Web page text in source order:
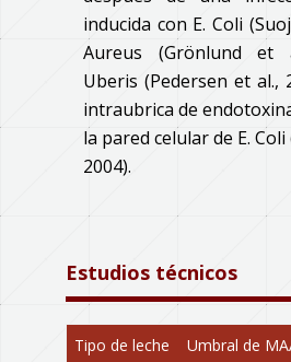
inducida con E. Coli
Aureus (Grönlund et
Uberis (Pedersen et al.,
intraubrica de
la pared celular de E.
2004).
Estudios técnicos
Tipo de leche Umbral de